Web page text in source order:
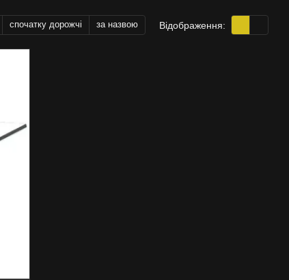
спочатку дорожчі за назвою Відображення: